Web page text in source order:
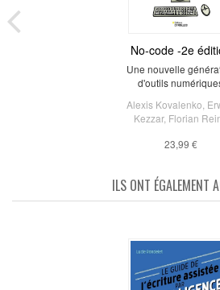
No-code -2e
Une nouvelle
d'outils
Alexis Kovalenko
Kezzar, Florian
23,99 €
ILS ONT ÉGALEMENT